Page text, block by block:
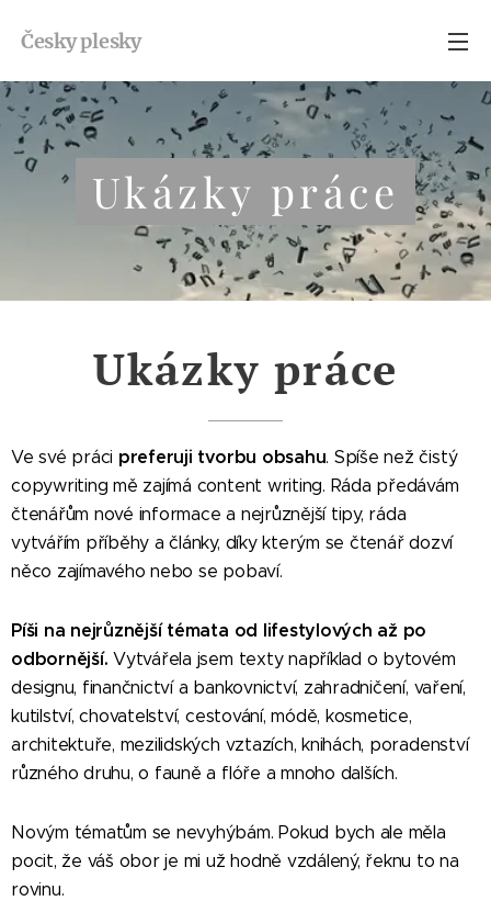
Českyplesky
Ukázky práce
Ukázky práce
Ve své práci preferuji tvorbu obsahu. Spíše než čistý
copywriting mě zajímá content writing. Ráda předávám
čtenářům nové informace a nejrůznější tipy, ráda
vytvářím příběhy a články, díky kterým se čtenář dozví
něco zajímavého nebo se pobaví.
Píši na nejrůznější témata od lifestylových až po
odbornější. Vytvářela jsem texty například o bytovém
designu, finančnictví a bankovnictví, zahradničení, vaření,
kutilství, chovatelství, cestování, módě, kosmetice,
architektuře, mezilidských vztazích, knihách, poradenství
různého druhu, o fauně a flóře a mnoho dalších.
Novým tématům se nevyhýbám. Pokud bych ale měla
pocit, že váš obor je mi už hodně vzdálený, řeknu to na
rovinu.